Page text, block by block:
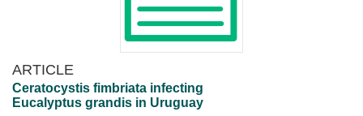
ARTICLE
Ceratocystis fimbriata infecting
Eucalyptus grandis in Uruguay